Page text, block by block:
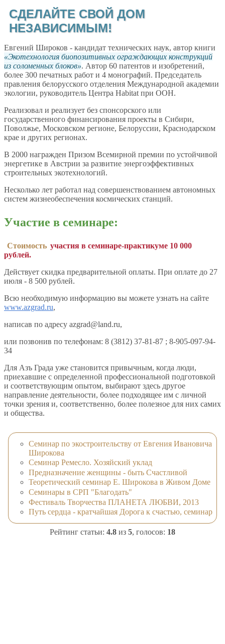
СДЕЛАЙТЕ СВОЙ ДОМ
НЕЗАВИСИМЫМ!
Евгений Широков - кандидат технических наук, автор книги
Экотехнология биопозитивных ограждающих конструкций
из соломенных блоков . Автор 60 патентов и изобретений,
более 300 печатных работ и 4 монографий. Председатель
правления белорусского отделения Международной академии
экологии, руководитель Центра Habitat при ООН.
Реализовал и реализует без спонсорского или
государственного финансирования проекты в Сибири,
Поволжье, Московском регионе, Белоруссии, Краснодарском
крае и других регионах.
В 2000 награжден Призом Всемирной премии по устойчивой
энергетике в Австрии за развитие энергоэффективных
строительных экотехнологий.
Несколько лет работал над совершенствованием автономных
систем жизнеобеспечения космических станций.
Участие в семинаре:
Стоимость участия в семинаре-практикуме 10 000
рублей.
Действует скидка предварительной оплаты. При оплате до 27
июля - 8 500 рублей.
Всю необходимую информацию вы можете узнать на сайте
www.azgrad.ru,
написав по адресу azgrad@land.ru,
или позвонив по телефонам: 8 (3812) 37-81-87 ; 8-905-097-94-
34
Для Азъ Града уже становится привычным, когда люди,
приехавшие с определенной профессиональной подготовкой
и соответствующим опытом, выбирают здесь другое
направление деятельности, более подходящее им с личной
точки зрения и, соответственно, более полезное для них самих
и общества.
Семинар по экостроительству от Евгения Ивановича
Широкова
Семинар Ремесло. Хозяйский уклад
Предназначение женщины - быть Счастливой
Теоретический семинар Е. Широкова в Живом Доме
Семинары в СРП "Благодать"
Фестиваль Творчества ПЛАНЕТА ЛЮБВИ, 2013
Путь сердца - кратчайшая Дорога к счастью, семинар
Рейтинг статьи: 4.8 из 5, голосов: 18